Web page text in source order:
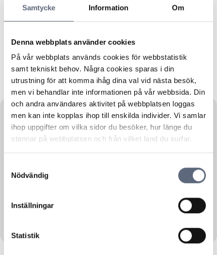
Samtycke Information Om
Denna webbplats använder cookies
På vår webbplats används cookies för webbstatistik
samt tekniskt behov. Några cookies sparas i din
utrustning för att komma ihåg dina val vid nästa besök,
men vi behandlar inte informationen på vår webbsida. Din
och andra användares aktivitet på webbplatsen loggas
men kan inte kopplas ihop till enskilda individer. Vi samlar
ihop uppgifter om vilka sidor du besöker, hur länge du
stannar på webbplatsen och från vilket land du surfar.
Nödvändig
Inställningar
Statistik
Municipal services
Reports
Forest Management
Consumer affairs
Legal affairs
Agriculture
Tourism, travels 31 May, 2018
Vi på Telekområdgivarna vill tillsammans med
Läs mer om denna Press